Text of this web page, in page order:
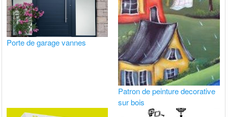
Porte de garage vannes
Patron de peinture decorative
sur bois